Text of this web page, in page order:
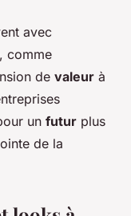
avec
comme
de valeur à
un futur plus
de la